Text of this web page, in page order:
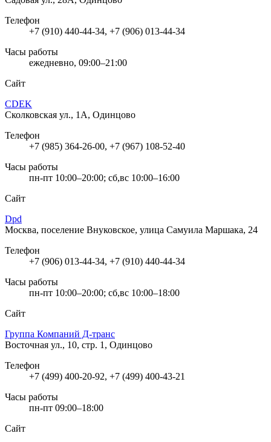
Телефон
+7 (910) 440-44-34, +7 (906) 013-44-34
Часы работы
ежедневно, 09:00–21:00
Сайт
CDEK
Сколковская ул., 1А, Одинцово
Телефон
+7 (985) 364-26-00, +7 (967) 108-52-40
Часы работы
пн-пт 10:00–20:00; сб,вс 10:00–16:00
Сайт
Dpd
Москва, поселение Внуковское, улица Самуила Маршака, 24
Телефон
+7 (906) 013-44-34, +7 (910) 440-44-34
Часы работы
пн-пт 10:00–20:00; сб,вс 10:00–18:00
Сайт
Группа Компаний Д-транс
Восточная ул., 10, стр. 1, Одинцово
Телефон
+7 (499) 400-20-92, +7 (499) 400-43-21
Часы работы
пн-пт 09:00–18:00
Сайт